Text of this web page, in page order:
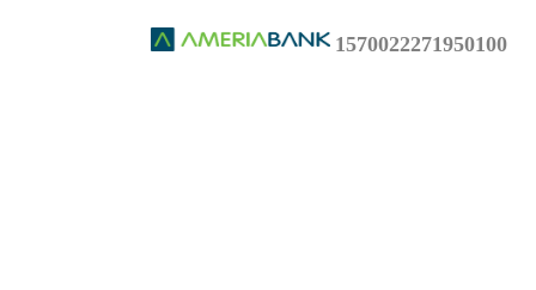
1570022271950100